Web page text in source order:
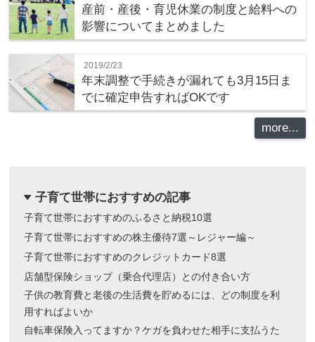
産前・産後・育児休業の制度と給料への
影響についてまとめました
2019/2/23
年末調整で手続きが漏れても3月15日ま
でに確定申告すればOKです
more...
dropdown 子育て世帯におすすめの記事
子育て世帯におすすめのふるさと納税10選
子育て世帯におすすめの株主優待7選～レジャー編～
子育て世帯におすすめのクレジットカード8選
店舗型保険ショップ（乗合代理店）との付き合い方
子供の教育費と老後の生活費を貯めるには、どの制度を利
用すればよいか
自転車保険入ってますか？ケガを負わせた相手に支払うた